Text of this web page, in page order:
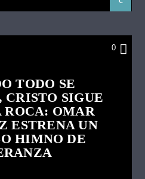
0
TODO SE
CRISTO SIGUE
ROCA: OMAR
ESTRENA UN
HIMNO DE